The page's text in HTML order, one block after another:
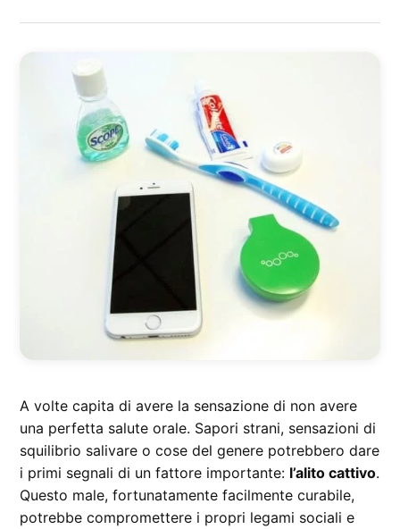
A volte capita di avere la sensazione di non avere
una perfetta salute orale. Sapori strani, sensazioni di
squilibrio salivare o cose del genere potrebbero dare
i primi segnali di un fattore importante: l’alito cattivo.
Questo male, fortunatamente facilmente curabile,
potrebbe compromettere i propri legami sociali e